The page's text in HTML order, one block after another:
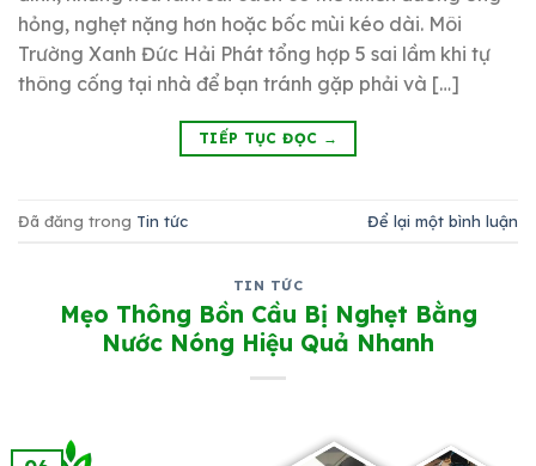
hỏng, nghẹt nặng hơn hoặc bốc mùi kéo dài. Môi
Trường Xanh Đức Hải Phát tổng hợp 5 sai lầm khi tự
thông cống tại nhà để bạn tránh gặp phải và […]
TIẾP TỤC ĐỌC →
Đã đăng trong Tin tức Để lại một bình luận
TIN TỨC
Mẹo Thông Bồn Cầu Bị Nghẹt Bằng
Nước Nóng Hiệu Quả Nhanh